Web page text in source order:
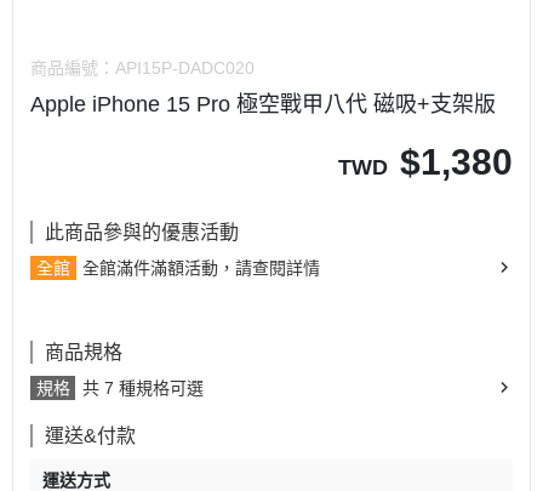
商品編號： API15P-DADC020
Apple iPhone 15 Pro 極空戰甲八代 磁吸+支架版
TWD $1,380
此商品參與的優惠活動
全館 全館滿件滿額活動，請查閱詳情
商品規格
規格 共 7 種規格可選
運送&付款
運送方式